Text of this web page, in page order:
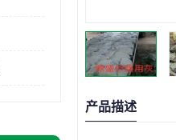
产品描述